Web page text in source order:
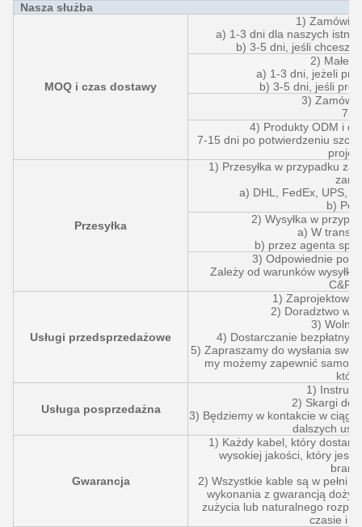
Nasza służba
MOQ i czas dostawy
1)
a) 1-3 dni dla naszych
b) 3-5 dni, jeśli chcesz
2) Małe
a) 1-3 dni, jeżeli
b) 3-5 dni, jeśli
3)
7-
4) Produkty ODM i
7-15 dni po potwierdzeniu
Przesyłka
1) Przesyłka w przypadku
a) DHL, FedEx, UPS,
b)
2) Wysyłka w
a) W
b) przez agenta
3) Odpowiednie
Zależy od warunków
C&F/
Usługi przedsprzedażowe
1)
2) Doradztwo w
3) Wolne
4) Dostarczanie
5) Zapraszamy do wysłania
my możemy zapewnić
Usługa posprzedażna
1)
2) Skargi
3) Będziemy w kontakcie w
dalszych
Gwarancja
1) Każdy kabel, który
wysokiej jakości, który jest
2) Wszystkie kable są w pełni
wykonania z gwarancją
zużycia lub naturalnego
czasie i